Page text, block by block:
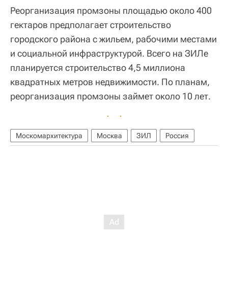
Реорганизация промзоны площадью около 400
гектаров предполагает строительство
городского района с жильем, рабочими местами
и социальной инфраструктурой. Всего на ЗИЛе
планируется строительство 4,5 миллиона
квадратных метров недвижимости. По планам,
реорганизация промзоны займет около 10 лет.
Москомархитектура Москва ЗИЛ Россия